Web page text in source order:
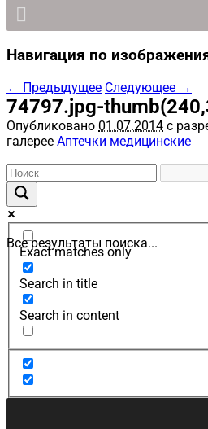
Навигация по
← Предыдущее Следующее →
74797.jpg-
Опубликовано 01.07.2014 с
галерее Аптечки медицинские
Все результаты поиска...
Exact matches only
Search in title
Search in content